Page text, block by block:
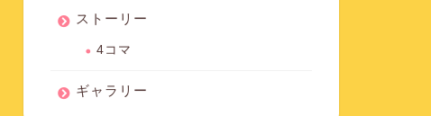
ストーリー
4コマ
ギャラリー